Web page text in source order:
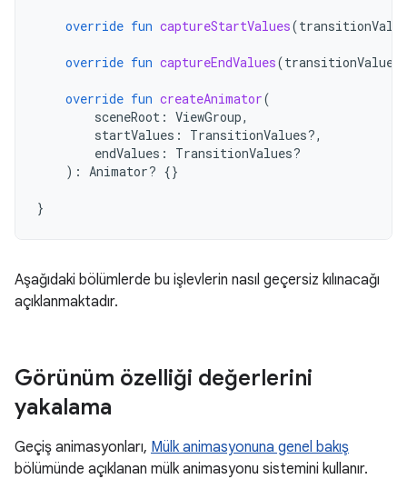
override fun captureStartValues(
override fun captureEndValues(transitionValues
override fun createAnimator(
sceneRoot : ViewGroup,
startValues :
TransitionValues?,
endValues :
TransitionValues?
): Animator? {}
}
Aşağıdaki bölümlerde bu işlevlerin nasıl geçersiz kılınacağı
açıklanmaktadır.
Görünüm özelliği değerlerini
yakalama
Geçiş animasyonları, Mülk animasyonuna genel bakış
bölümünde açıklanan mülk animasyonu sistemini kullanır.